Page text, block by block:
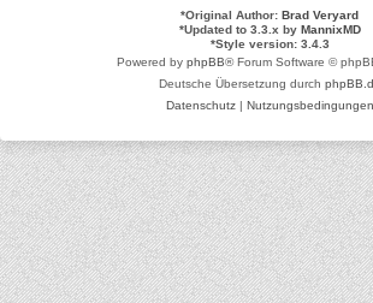
*Original Author: Brad Veryard
*Updated to 3.3.x by MannixMD
*Style version: 3.4.3
Powered by phpBB® Forum Software ©
Deutsche Übersetzung durch
Datenschutz| Nutzungsbedingungen